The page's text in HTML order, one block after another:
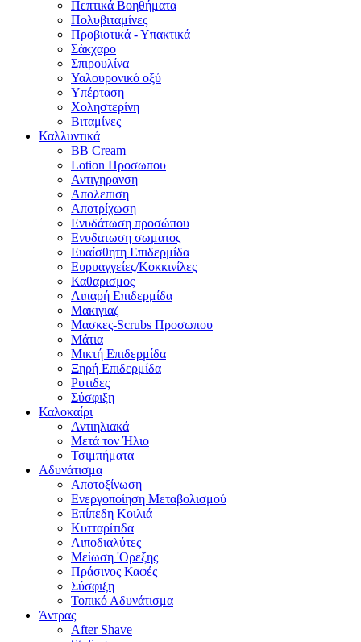
Πεπτικά Βοηθήματα
Πολυβιταμίνες
Προβιοτικά - Υπακτικά
Σάκχαρο
Σπιρουλίνα
Υαλουρονικό οξύ
Υπέρταση
Χοληστερίνη
Βιταμίνες
Καλλυντικά
BB Cream
Lotion Προσωπου
Αντιγηρανση
Απολεπιση
Αποτρίχωση
Ενυδάτωση προσώπου
Ενυδατωση σωματος
Ευαίσθητη Επιδερμίδα
Ευρυαγγείες/Κοκκινίλες
Καθαρισμος
Λιπαρή Επιδερμίδα
Μακιγιαζ
Μασκες-Scrubs Προσωπου
Μάτια
Μικτή Επιδερμίδα
Ξηρή Επιδερμίδα
Ρυτιδες
Σύσφιξη
Καλοκαίρι
Αντιηλιακά
Μετά τον Ήλιο
Τσιμπήματα
Αδυνάτισμα
Αποτοξίνωση
Ενεργοποίηση Μεταβολισμού
Επίπεδη Κοιλιά
Κυτταρίτιδα
Λιποδιαλύτες
Μείωση 'Ορεξης
Πράσινος Καφές
Σύσφιξη
Τοπικό Αδυνάτισμα
Άντρας
After Shave